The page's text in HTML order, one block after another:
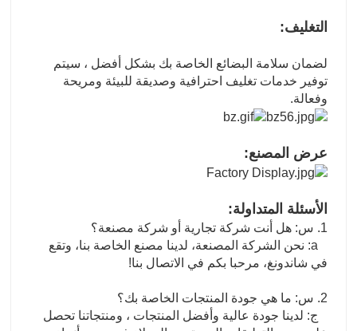
التغليف:
لضمان سلامة البضائع الخاصة بك بشكل أفضل ، سيتم
توفير خدمات تغليف احترافية وصديقة للبيئة ومريحة
وفعالة.
عرض المصنع:
الأسئلة المتداولة:
1. س: هل أنت شركة تجارية أو شركة مصنعة؟
a: نحن الشركة المصنعة، لدينا مصنع الخاصة بنا، وتقع
في شاندونغ، مرحبا بكم في الاتصال بنا!
2. س: ما هي جودة المنتجات الخاصة بك؟
ج: لدينا جودة عالية وأفضل المنتجات ، ومنتجاتنا تحصل